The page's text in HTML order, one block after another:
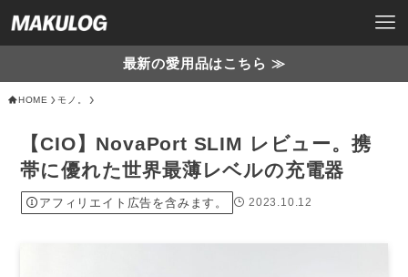
最新の愛用品はこちら ≫
HOME モノ。
【CIO】NovaPort SLIM レビュー。携
帯に優れた世界最薄レベルの充電器
アフィリエイト広告を含みます。 2023.10.12